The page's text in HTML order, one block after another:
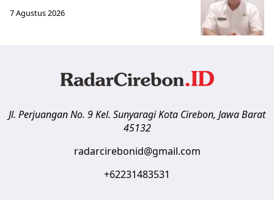
7 Agustus 2026
Jl. Perjuangan No. 9 Kel. SunyaragiKota Cirebon, Jawa Barat
45132
radarcirebonid@gmail.com
+62231483531